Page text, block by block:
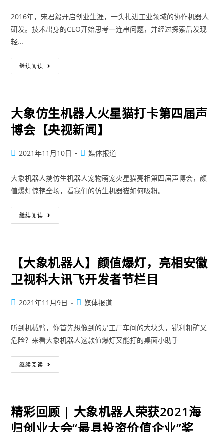
2016年，宋君毅开启创业生涯，一头扎进工业领域的协作机器人
研发。技术出身的CEO开始思考一连串问题，并经过探索后发现
轻…
继续阅读
大象仿生机器人火星猫打卡第四届声
博会【央视新闻】
2021年11月10日 媒体报道
大象机器人携仿生机器人宠物萌宠火星猫亮相第四届声博会，颜
值爆灯惊艳全场，看我们的仿生机器猫如何吸粉。
继续阅读
【大象机器人】颜值爆灯，亮相安徽
卫视科大讯飞开发者节栏目
2021年11月9日 媒体报道
听到机械臂，你首先想像到的是工厂车间的大块头，锐利粗矿又
危险？来看大象机器人这款值爆灯又能打的桌面小助手
继续阅读
精彩回顾 | 大象机器人荣获2021海
归创业大会“最具投资价值企业”奖